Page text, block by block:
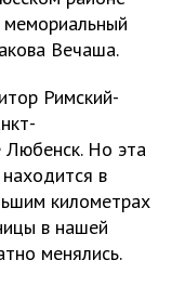
мемориальный
Вечаша.
Римский-
Любенск. Но эта
в
километрах
в нашей
менялись.